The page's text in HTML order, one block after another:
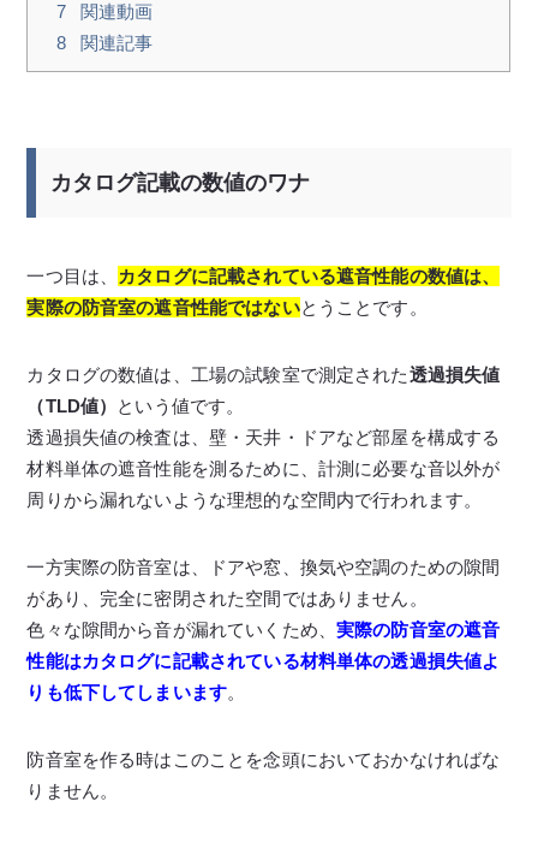
7
関連動画
8
関連記事
カタログ記載の数値のワナ
一つ目は、
カタログに記載されている遮音性能の数値は、
実際の防音室の遮音性能ではないとうことです。
カタログの数値は、工場の試験室で測定された透過損失値
（TLD値） という値です。
透過損失値の検査は、壁・天井・ドアなど部屋を構成する
材料単体の遮音性能を測るために、計測に必要な音以外が
周りから漏れないような理想的な空間内で行われます。
一方実際の防音室は、ドアや窓、換気や空調のための隙間
があり、完全に密閉された空間ではありません。
色々な隙間から音が漏れていくため、 実際の防音室の遮音
性能はカタログに記載されている材料単体の透過損失値よ
りも低下してしまいます。
防音室を作る時はこのことを念頭においておかなければな
りません。